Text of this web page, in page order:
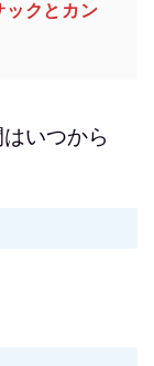
ックとカン
いつから